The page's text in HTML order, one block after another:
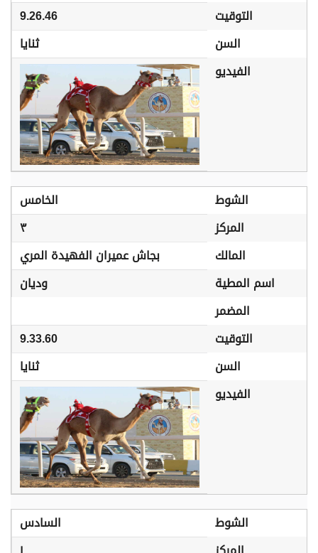
التوقيت
9.26.46
السن
ثنايا
الفيديو
الشوط
الخامس
المركز
٣
المالك
بجاش عميران الفهيدة المري
اسم المطية
وديان
المضمر
التوقيت
9.33.60
السن
ثنايا
الفيديو
الشوط
السادس